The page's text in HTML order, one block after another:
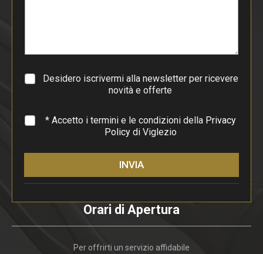
g
a
f
Desidero iscrivermi alla newsletter per ricevere
novità e offerte
* * Accetto i termini e le condizioni della Privacy
Policydi Viglezio
INVIA
Orari di Apertura
Per offrirti un servizio affidabile